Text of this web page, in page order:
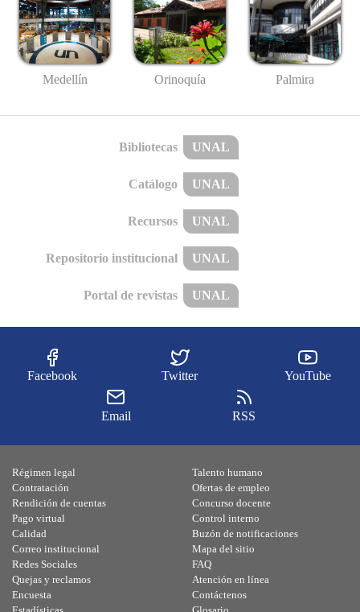
Medellín Orinoquía Palmira
Bibliotecas UNAL
Catálogo UNAL
Recursos UNAL
Repositorio institucional UNAL
Portal de revistas UNAL
Facebook Twitter YouTube
Email RSS
Régimen legal
Contratación
Rendición de cuentas
Pago virtual
Calidad
Talento humano
Ofertas de empleo
Concurso docente
Control interno
Buzón de notificaciones
Correo institucional
Redes Sociales
Quejas y reclamos
Encuesta
Mapa del sitio
FAQ
Atención en línea
Contáctenos